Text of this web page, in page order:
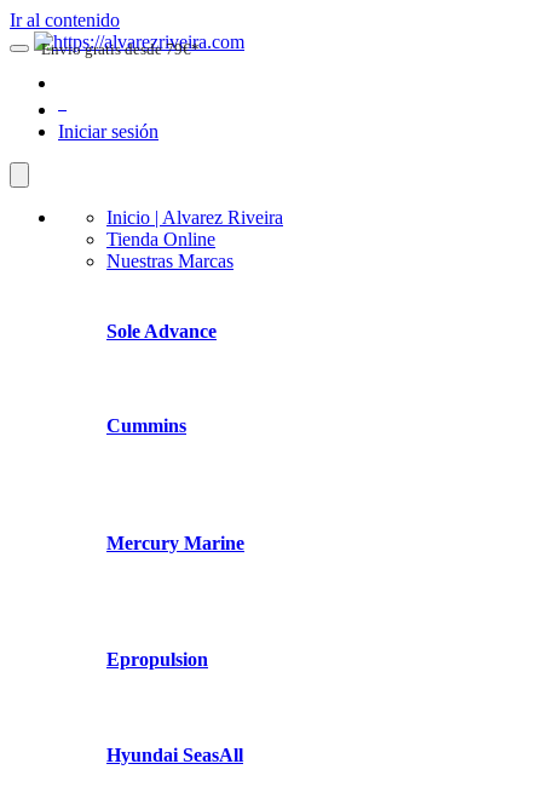
Ir al contenido
Iniciar sesión
Inicio | Alvarez Riveira
Tienda Online
Nuestras Marcas
Sole Advance
Cummins
Mercury Marine
Epropulsion
Hyundai SeasAll
Envio gratis desde 79€*